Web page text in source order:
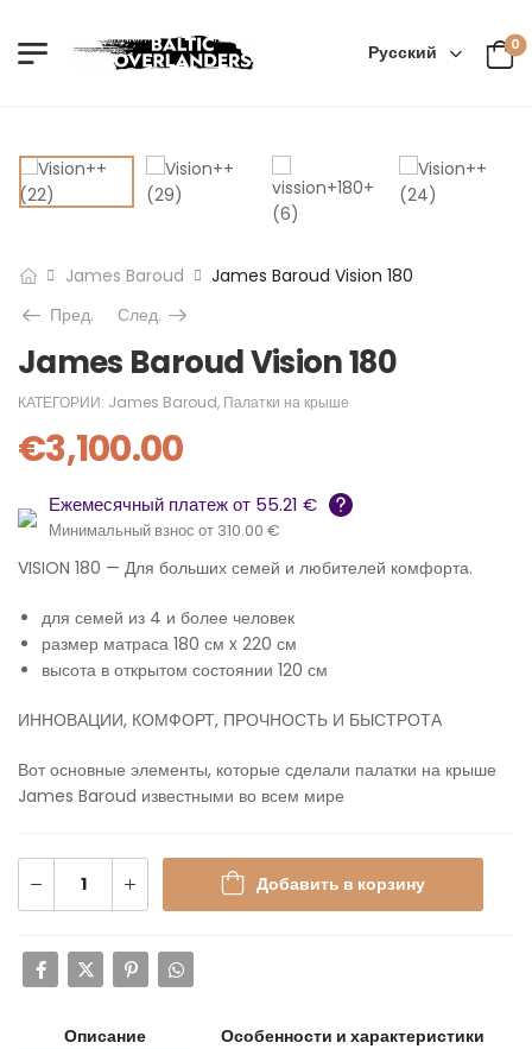
Русский 0
James Baroud
James Baroud Vision 180
Пред.
След.
James Baroud Vision 180
КАТЕГОРИИ: James Baroud, Палатки на крыше
€3,100.00
Ежемесячный платеж от 55.21 €
Минимальный взнос от 310.00 €
VISION 180 — Для больших семей и любителей комфорта.
для семей из 4 и более человек
размер матраса 180 см x 220 см
высота в открытом состоянии 120 см
ИННОВАЦИИ, КОМФОРТ, ПРОЧНОСТЬ И БЫСТРОТА
Вот основные элементы, которые сделали палатки на крыше
James Baroud известными во всем мире
Добавить в корзину
Описание
Особенности и характеристики